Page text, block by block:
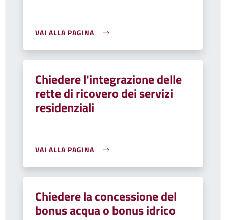
VAI ALLA PAGINA
Chiedere l'integrazione delle
rette di ricovero dei servizi
residenziali
VAI ALLA PAGINA
Chiedere la concessione del
bonus acqua o bonus idrico